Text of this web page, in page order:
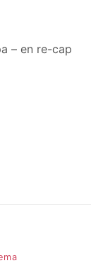
– en re-cap